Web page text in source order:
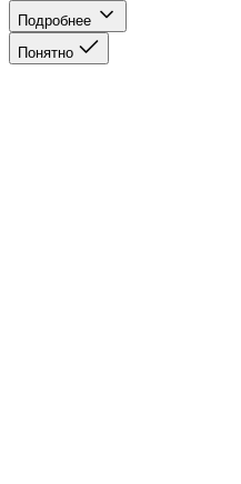
Подробнее
Понятно